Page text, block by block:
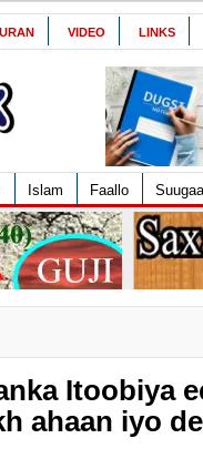
VIDEO LINKS
Islam Faallo
Itoobiya
ahaan iyo